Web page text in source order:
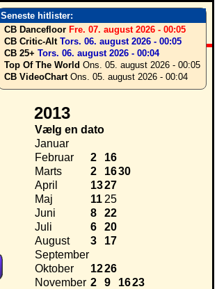
Seneste hitlister:
CB Dancefloor Fre. 07. august 2026 - 00:05
CB Critic-Alt Tors. 06. august 2026 - 00:05
CB 25+ Tors. 06. august 2026 - 00:04
Top Of The World Ons. 05. august 2026 - 00:05
CB VideoChartOns. 05. august 2026 - 00:04
2013
Vælg en dato
Januar
Februar
2
16
Marts
2 1630
April
1327
Maj
11 25
Juni
8
22
Juli
6
20
August
3
17
September
Oktober
1226
November 2 9 1623